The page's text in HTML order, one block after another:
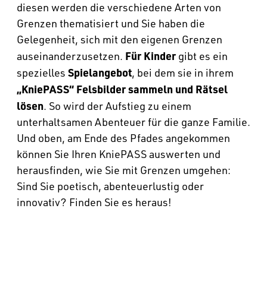
diesen werden die verschiedene Arten von
Grenzen thematisiert und Sie haben die
Gelegenheit, sich mit den eigenen Grenzen
auseinanderzusetzen. Für Kindergibt es ein
spezielles Spielangebot, bei dem sie in ihrem
„KniePASS“ Felsbilder sammeln und Rätsel
lösen. So wird der Aufstieg zu einem
unterhaltsamen Abenteuer für die ganze Familie.
Und oben, am Ende des Pfades angekommen
können Sie Ihren KniePASS auswerten und
herausfinden, wie Sie mit Grenzen umgehen:
Sind Sie poetisch, abenteuerlustig oder
innovativ? Finden Sie es heraus!